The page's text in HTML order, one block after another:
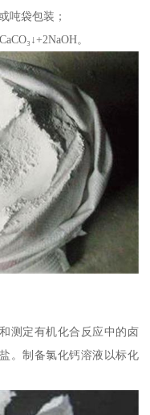
吨袋包装；
。
测定有机化合反应中的卤
。制备氯化钙溶液以标化